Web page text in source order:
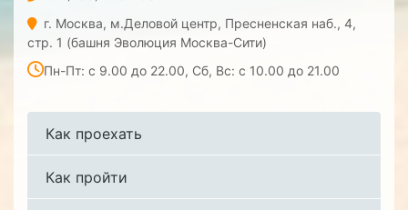
г. Москва, м.Деловой центр, Пресненская наб., 4,
стр. 1 (башня Эволюция Москва-Сити)
Пн-Пт: с 9.00 до 22.00, Сб, Вс: с 10.00 до 21.00
Как проехать
Как пройти